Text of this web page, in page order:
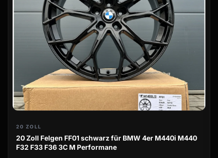
20 ZOLL
20 Zoll Felgen FF01 schwarz für BMW 4er M440i M440
F32 F33 F36 3C M Performane